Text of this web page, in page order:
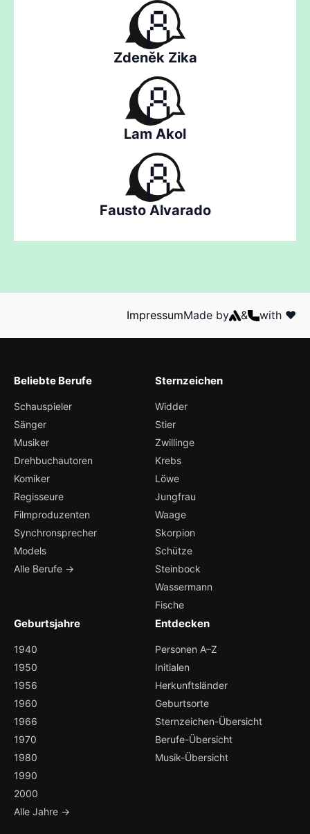
Zdeněk Zika
Lam Akol
Fausto Alvarado
ImpressumMade by & with ❤️
Beliebte Berufe
Schauspieler
Sänger
Musiker
Drehbuchautoren
Komiker
Regisseure
Filmproduzenten
Synchronsprecher
Models
Alle Berufe →
Sternzeichen
Widder
Stier
Zwillinge
Krebs
Löwe
Jungfrau
Waage
Skorpion
Schütze
Steinbock
Wassermann
Fische
Geburtsjahre
1940
1950
1956
1960
1966
1970
1980
1990
2000
Alle Jahre →
Entdecken
Personen A–Z
Initialen
Herkunftsländer
Geburtsorte
Sternzeichen-Übersicht
Berufe-Übersicht
Musik-Übersicht